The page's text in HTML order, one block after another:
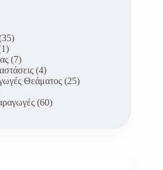
(7)
(4)
Θεάματος (25)
(60)